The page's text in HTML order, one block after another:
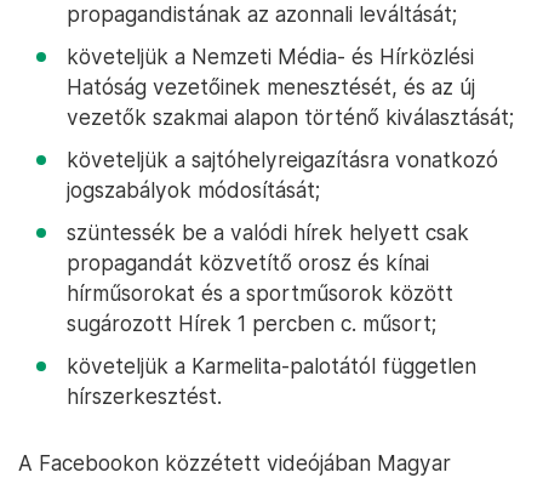
propagandistának az azonnali leváltását;
követeljük a Nemzeti Média- és Hírközlési
Hatóság vezetőinek menesztését, és az új
vezetők szakmai alapon történő kiválasztását;
követeljük a sajtóhelyreigazításra vonatkozó
jogszabályok módosítását;
szüntessék be a valódi hírek helyett csak
propagandát közvetítő orosz és kínai
hírműsorokat és a sportműsorok között
sugározott Hírek 1 percben c. műsort;
követeljük a Karmelita-palotától független
hírszerkesztést.
A Facebookon közzétett videójában Magyar